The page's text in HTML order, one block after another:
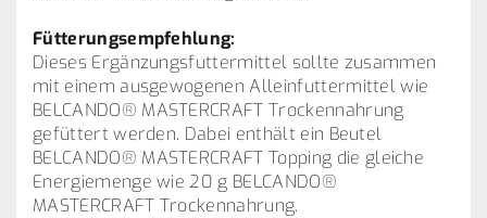
Fütterungsempfehlung:
Dieses Ergänzungsfuttermittel sollte zusammen
mit einem ausgewogenen Alleinfuttermittel wie
BELCANDO® MASTERCRAFT Trockennahrung
gefüttert werden. Dabei enthält ein Beutel
BELCANDO® MASTERCRAFT Topping die gleiche
Energiemenge wie 20 g BELCANDO®
MASTERCRAFT Trockennahrung.